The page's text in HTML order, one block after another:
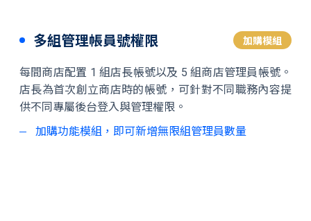
多組管理帳員號權限 加購模組
每間商店配置 1 組店長帳號以及 5 組商店管理員帳號。
店長為首次創立商店時的帳號，可針對不同職務內容提
供不同專屬後台登入與管理權限。
加購功能模組，即可新增無限組管理員數量